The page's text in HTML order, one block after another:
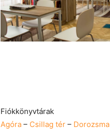
Fiókkönyvtárak
Agóra – Csillag tér – Dorozsma